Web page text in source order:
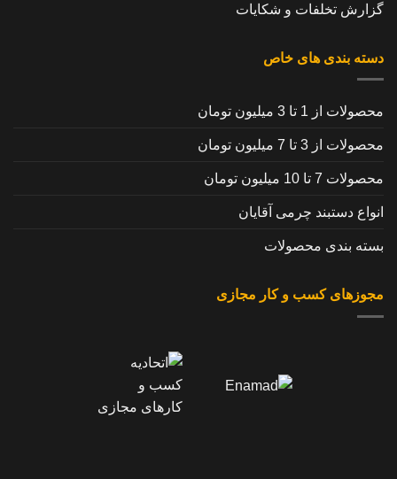
گزارش تخلفات و شکایات
دسته بندی های خاص
محصولات از 1 تا 3 میلیون تومان
محصولات از 3 تا 7 میلیون تومان
محصولات 7 تا 10 میلیون تومان
انواع دستبند چرمی آقایان
بسته بندی محصولات
مجوزهای کسب و کار مجازی